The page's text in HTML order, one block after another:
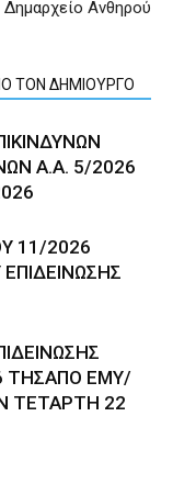
Δημαρχείο Ανθηρού
ΤΟΝ ΔΗΜΙΟΥΡΓΟ
Α.Α. 5/2026
11/2026
ΤΗΣΑΠΟ ΕΜΥ/
ΤΕΤΑΡΤΗ 22